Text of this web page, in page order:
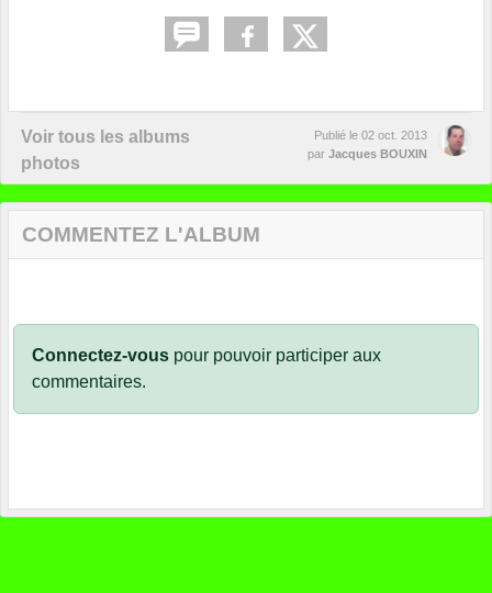
Voir tous les albums
photos
Publié le 02 oct. 2013
par Jacques BOUXIN
COMMENTEZ L'ALBUM
Connectez-vous pour pouvoir participer aux
commentaires.